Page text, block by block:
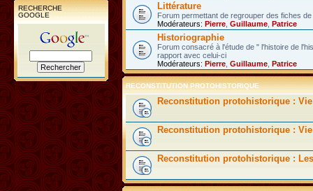
RECHERCHE
GOOGLE
Littérature
Forum permettant de regrouper des fiches
Modérateurs: Pierre Guillaume Patrice
Historiographie
Forum consacré à l'étude de " l'histoire de
rapport avec celui-ci
Modérateurs: Pierre Guillaume Patrice
RECONSTITUTION PROTOHISTORIQUE
Reconstitution protohistorique :
Reconstitution protohistorique :
Reconstitution protohistorique :